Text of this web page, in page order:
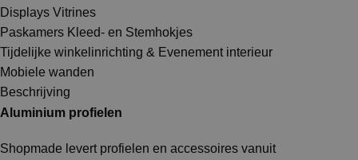
Displays Vitrines
Paskamers Kleed- en Stemhokjes
Tijdelijke winkelinrichting & Evenement interieur
Mobiele wanden
Beschrijving
Aluminium profielen
Shopmade levert profielen en accessoires vanuit